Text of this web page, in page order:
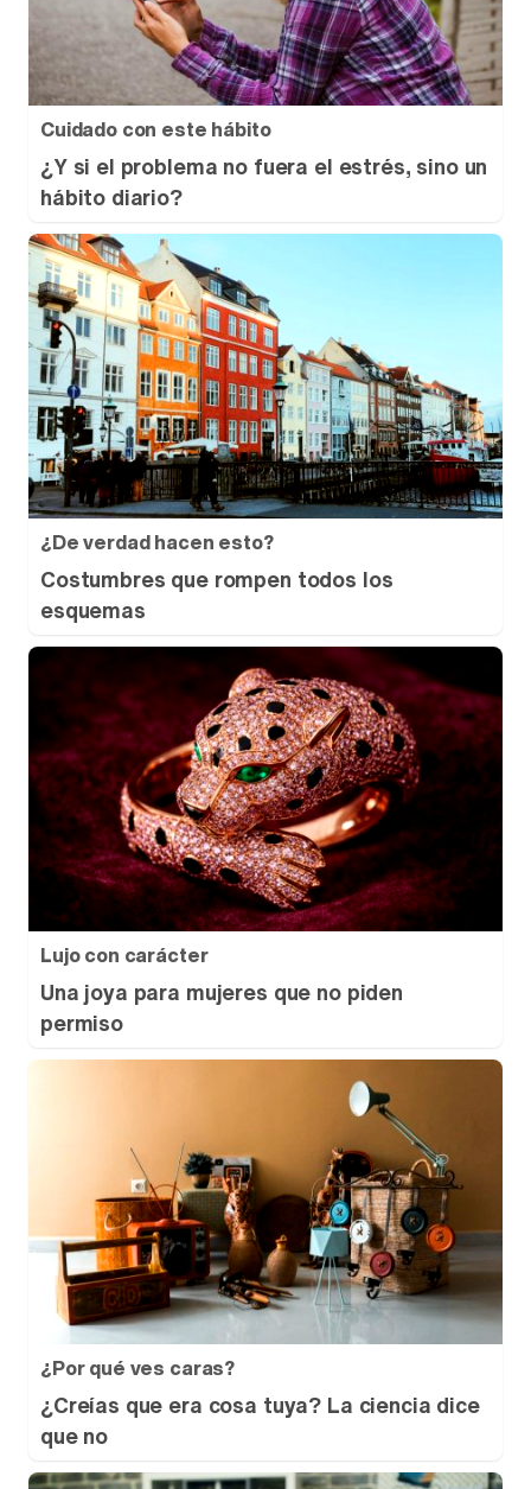
Cuidado con este hábito
¿Y si el problema no fuera el estrés, sino un
hábito diario?
¿De verdad hacen esto?
Costumbres que rompen todos los
esquemas
Lujo con carácter
Una joya para mujeres que no piden
permiso
¿Por qué ves caras?
¿Creías que era cosa tuya? La ciencia dice
que no